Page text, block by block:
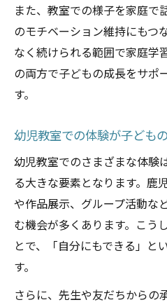
また、教室での様子を家庭で
のモチベーション維持にもつ
なく続けられる範囲で家庭学
の両方で子どもの成長をサポ
す。
幼児教室での体験が子ども
幼児教室でのさまざまな体験
る大きな要素となります。鹿
や作品展示、グループ活動な
む機会が多くあります。こう
とで、「自分にもできる」と
す。
さらに、先生や友だちからの